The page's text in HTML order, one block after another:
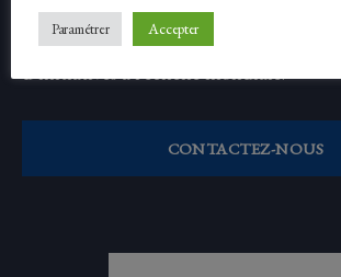
l’enseignement supérieur et de la
contribuant au développement de
d’initiatives à l’échelle mondiale.
CONTACTEZ-NOUS
Paramétrer Accepter